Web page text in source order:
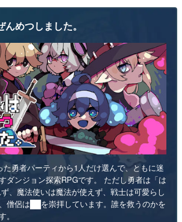
めつしました。
た勇者パーティから1人だけ選んで、ともに迷
ダンジョン探索RPGです。 ただし勇者は「は
、魔法使いは魔法が使えず、戦士は可愛らし
僧侶は██を崇拝しています。誰を救うのかを